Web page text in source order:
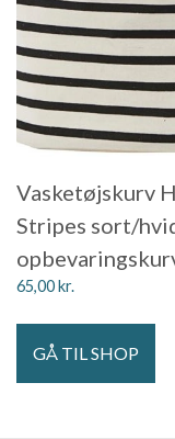
Vasketøjskurv
Stripes sort/
65,00kr.
GÅ TIL SHOP